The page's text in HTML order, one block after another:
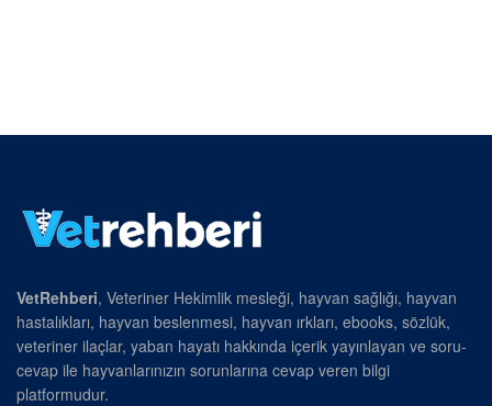
VetRehberi, Veteriner Hekimlik mesleği, hayvan sağlığı, hayvan
hastalıkları, hayvan beslenmesi, hayvan ırkları, ebooks, sözlük,
veteriner ilaçlar, yaban hayatı hakkında içerik yayınlayan ve soru-
cevap ile hayvanlarınızın sorunlarına cevap veren bilgi
platformudur.